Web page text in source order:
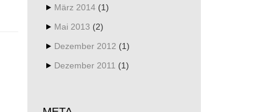
März 2014 (1)
Mai 2013 (2)
Dezember 2012 (1)
Dezember 2011 (1)